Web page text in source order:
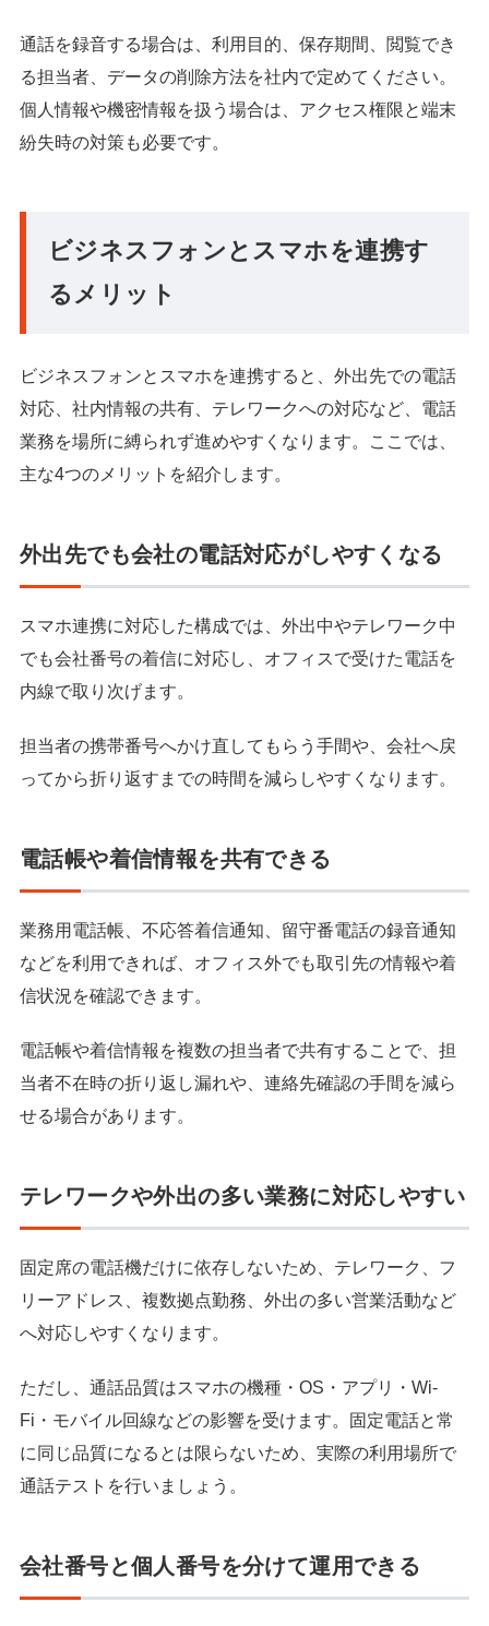
通話を録音する場合は、利用目的、保存期間、閲覧でき
る担当者、データの削除方法を社内で定めてください。
個人情報や機密情報を扱う場合は、アクセス権限と端末
紛失時の対策も必要です。
ビジネスフォンとスマホを連携す
るメリット
ビジネスフォンとスマホを連携すると、外出先での電話
対応、社内情報の共有、テレワークへの対応など、電話
業務を場所に縛られず進めやすくなります。ここでは、
主な4つのメリットを紹介します。
外出先でも会社の電話対応がしやすくなる
スマホ連携に対応した構成では、外出中やテレワーク中
でも会社番号の着信に対応し、オフィスで受けた電話を
内線で取り次げます。
担当者の携帯番号へかけ直してもらう手間や、会社へ戻
ってから折り返すまでの時間を減らしやすくなります。
電話帳や着信情報を共有できる
業務用電話帳、不応答着信通知、留守番電話の録音通知
などを利用できれば、オフィス外でも取引先の情報や着
信状況を確認できます。
電話帳や着信情報を複数の担当者で共有することで、担
当者不在時の折り返し漏れや、連絡先確認の手間を減ら
せる場合があります。
テレワークや外出の多い業務に対応しやすい
固定席の電話機だけに依存しないため、テレワーク、フ
リーアドレス、複数拠点勤務、外出の多い営業活動など
へ対応しやすくなります。
ただし、通話品質はスマホの機種・OS・アプリ・Wi-
Fi・モバイル回線などの影響を受けます。固定電話と常
に同じ品質になるとは限らないため、実際の利用場所で
通話テストを行いましょう。
会社番号と個人番号を分けて運用できる